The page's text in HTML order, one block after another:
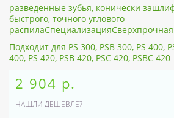
разведенные зубья, конически
быстрого, точного углового
Подходит для PS 300, PSB 300, PS 400,
400, PS 420, PSB 420, PSC 420, PSBC 420
2 904 р.
НАШЛИ ДЕШЕВЛЕ?